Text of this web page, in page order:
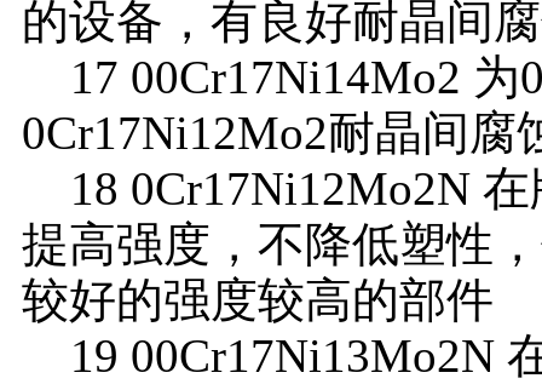
的设备，有良好耐晶间
17 00Cr17Ni14Mo2 为
0Cr17Ni12Mo2耐晶间腐
18 0Cr17Ni12Mo2N
提高强度，不降低塑性
较好的强度较高的部件
19 00Cr17Ni13Mo2N